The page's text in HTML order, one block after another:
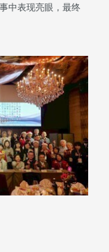
中表现亮眼，最终